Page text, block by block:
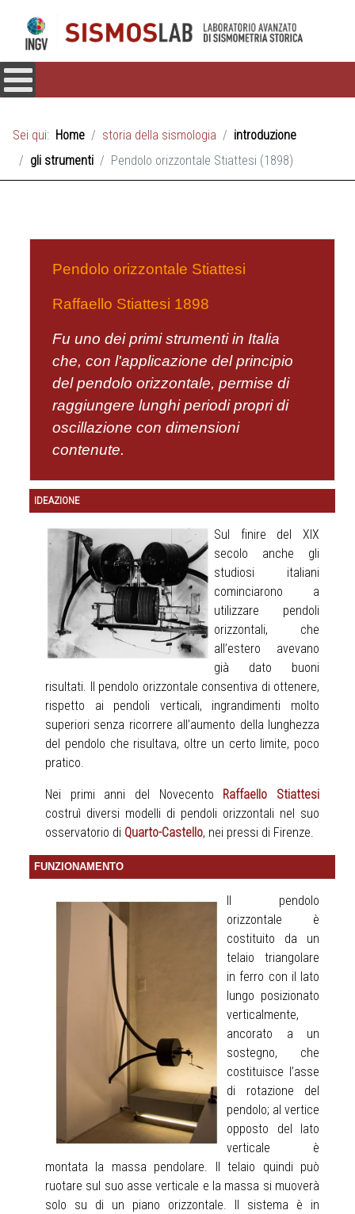
Sei qui: Home storia della sismologia
introduzione
gli strumenti
Pendolo orizzontale Stiattesi (1898)
Pendolo orizzontale Stiattesi
Raffaello Stiattesi 1898
Fu uno dei primi strumenti in Italia
che, con l'applicazione del principio
del pendolo orizzontale, permise di
raggiungere lunghi periodi propri di
oscillazione con dimensioni
contenute.
IDEAZIONE
Sul finire del XIX
secolo anche gli
studiosi italiani
cominciarono a
utilizzare pendoli
orizzontali, che
all’estero avevano
già dato buoni
risultati. Il pendolo orizzontale consentiva di ottenere,
rispetto ai pendoli verticali, ingrandimenti molto
superiori senza ricorrere all’aumento della lunghezza
del pendolo che risultava, oltre un certo limite, poco
pratico.
Nei primi anni del Novecento Raffaello Stiattesi
costruì diversi modelli di pendoli orizzontali nel suo
osservatorio di Quarto-Castello, nei pressi di Firenze.
FUNZIONAMENTO
Il pendolo
orizzontale è
costituito da un
telaio triangolare
in ferro con il lato
lungo posizionato
verticalmente,
ancorato a un
sostegno, che
costituisce l’asse
di rotazione del
pendolo; al vertice
opposto del lato
verticale è
montata la massa pendolare. Il telaio quindi può
ruotare sul suo asse verticale e la massa si muoverà
solo su di un piano orizzontale. Il sistema è in